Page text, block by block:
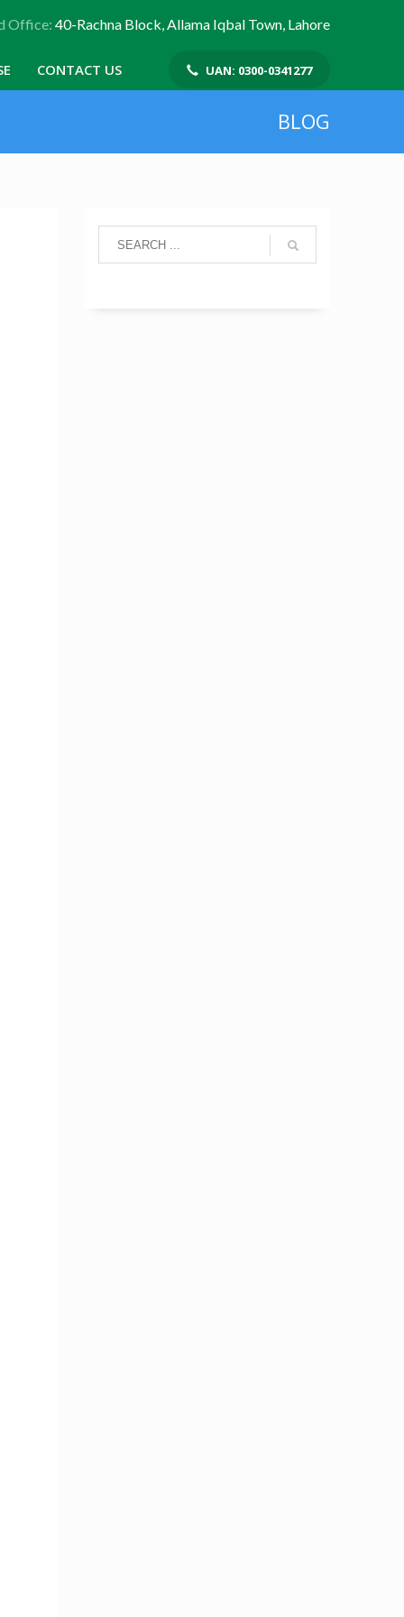
Office: 40-Rachna Block, Allama Iqbal Town, Lahore
CONTACT US UAN: 0300-0341277
BLOG